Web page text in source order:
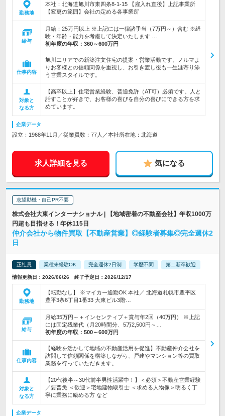
勤務地
本社：北海道旭川市東四条8-1-15 【雇入れ直後】上記事業所
【変更の範囲】会社の定める各事業所
給与
月給：25万円以上 ※上記には一律諸手当（7万円～）含む ※経
験・年齢・能力を考慮して決定いたします …
初年度の年収： 360～600万円
仕事内容
旭川エリアでの新築注文住宅の提案・営業活動です。ノルマよ
りお客様との信頼関係を重視し、お引き渡し後も一生涯寄り添
う営業スタイルです。
対象と
なる方
【高卒以上】住宅営業経験、普通免許（AT可）必須です。人と
話すことが好きで、お客様の喜びを自分の喜びにできる方を求
めています。
企業データ
設立：1968年11月／従業員数：77人／本社所在地：北海道
求人詳細を見る 気になる
志望動機・自己PR不要
株式会社大東インターナショナル | 【地域密着の不動産会社】年収1000万
円超も目指せる！年休115日
仲介会社から物件買取【不動産営業】◎経験者募集◎完全週休2
日
正社員 業種未経験OK 完全週休2日制 学歴不問 第二新卒歓迎
情報更新日：2026/06/26 終了予定日：2026/12/17
勤務地
【転勤なし】 ※マイカー通勤OK 本社／ 北海道札幌市豊平区
豊平3条6丁目1番33 大東ビル3階…
給与
月給35万円～＋インセンティブ＋賞与年2回（40万円） ※上記
には固定残業代（月20時間分、5万2,500円～…
初年度の年収： 500～600万円
仕事内容
【経験を活かして地域の不動産活用を促進】不動産仲介会社を
訪問して信頼関係を構築しながら、戸建やマンション等の買取
業務を行っていただきます。
対象と
なる方
【20代後半～30代前半男性活躍中！】＜必須＞不動産営業経験
／要普免 ＜歓迎＞宅地建物取引士 ＜求める人物像＞明るく丁
寧に業務に励める方 など
企業データ